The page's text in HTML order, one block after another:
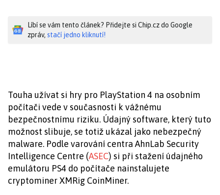
Líbí se vám tento článek? Přidejte si Chip.cz do Google
zpráv, stačí jedno kliknutí!
Touha užívat si hry pro PlayStation 4 na osobním
počítači vede v současnosti k vážnému
bezpečnostnímu riziku. Údajný software, který tuto
možnost slibuje, se totiž ukázal jako nebezpečný
malware. Podle varování centra AhnLab Security
Intelligence Centre (ASEC) si při stažení údajného
emulátoru PS4 do počítače nainstalujete
cryptominer XMRig CoinMiner.